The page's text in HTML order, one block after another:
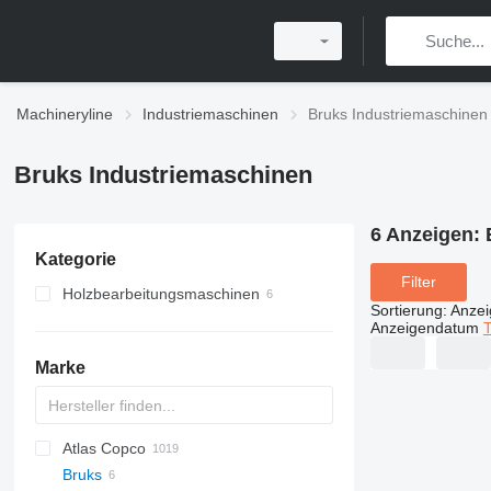
Machineryline Industriemaschinen Bruks Industriemaschinen
Bruks Industriemaschinen
Kategorie
Holzbearbeitungsmaschinen
Holzfräsmaschinen
Entrindungsmaschinen
Marke
PDS
APD
AB
Ensis
Pega
VZ
AG3
Atlas Copco
DrillAir
QAS
PDP
E-series
B-series
BM
GFS
VT
Rover
533
Airpure
Bruks
6 Anzeigen:
Filter
Sortierung:
Anzeigendatum